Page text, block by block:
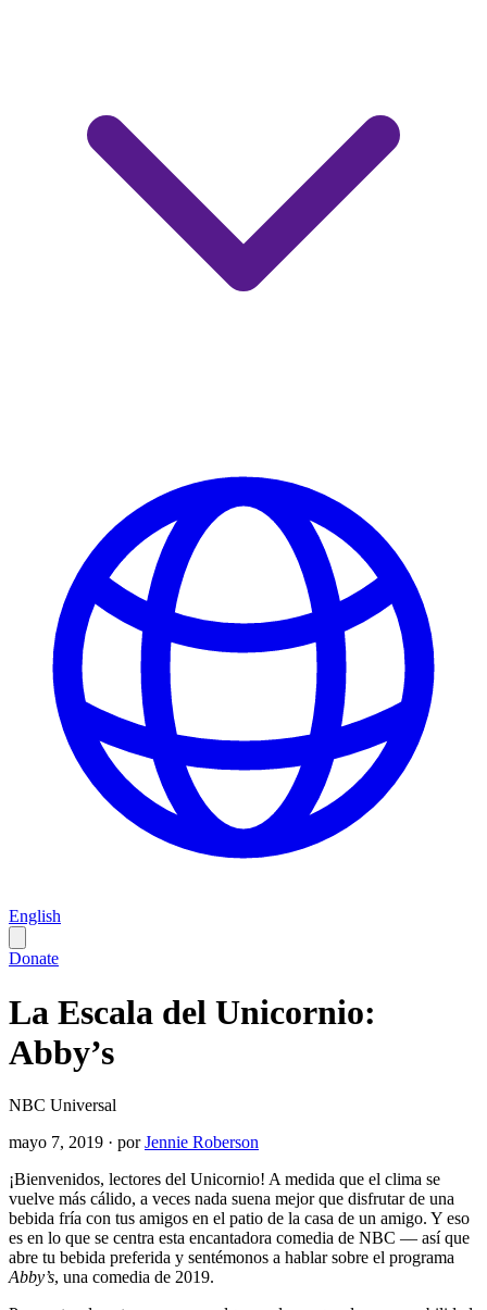
English
Donate
La Escala del Unicornio:
Abby’s
NBC Universal
mayo 7, 2019 · porJennie Roberson
¡Bienvenidos, lectores del Unicornio! A medida que el clima se
vuelve más cálido, a veces nada suena mejor que disfrutar de una
bebida fría con tus amigos en el patio de la casa de un amigo. Y eso
es en lo que se centra esta encantadora comedia de NBC — así que
abre tu bebida preferida y sentémonos a hablar sobre el programa
Abby’s, una comedia de 2019.